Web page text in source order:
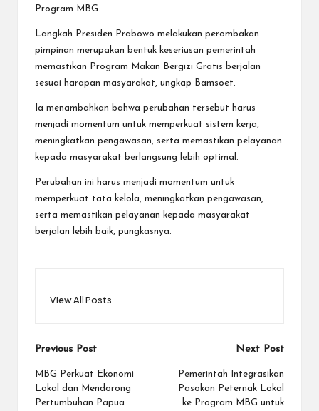
Program MBG.
Langkah Presiden Prabowo melakukan perombakan
pimpinan merupakan bentuk keseriusan pemerintah
memastikan Program Makan Bergizi Gratis berjalan
sesuai harapan masyarakat, ungkap Bamsoet.
Ia menambahkan bahwa perubahan tersebut harus
menjadi momentum untuk memperkuat sistem kerja,
meningkatkan pengawasan, serta memastikan pelayanan
kepada masyarakat berlangsung lebih optimal.
Perubahan ini harus menjadi momentum untuk
memperkuat tata kelola, meningkatkan pengawasan,
serta memastikan pelayanan kepada masyarakat
berjalan lebih baik, pungkasnya.
View All Posts
Post
navigation
Previous Post
MBG Perkuat Ekonomi
Lokal dan Mendorong
Pertumbuhan Papua
Next Post
Pemerintah Integrasikan
Pasokan Peternak Lokal
ke Program MBG untuk